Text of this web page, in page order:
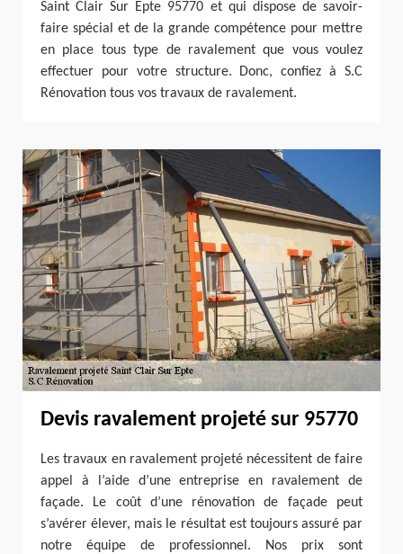
Saint Clair Sur Epte 95770 et qui dispose de savoir-
faire spécial et de la grande compétence pour mettre
en place tous type de ravalement que vous voulez
effectuer pour votre structure. Donc, confiez à S.C
Rénovation tous vos travaux de ravalement.
Devis ravalement projeté sur 95770
Les travaux en ravalement projeté nécessitent de faire
appel à l’aide d’une entreprise en ravalement de
façade. Le coût d’une rénovation de façade peut
s’avérer élever, mais le résultat est toujours assuré par
notre équipe de professionnel. Nos prix sont